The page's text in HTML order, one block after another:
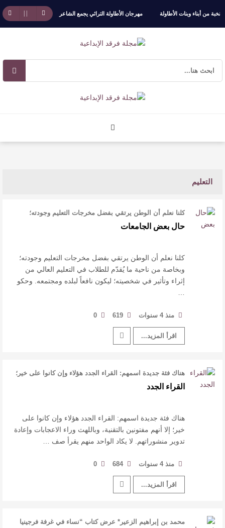
من أبناء وبنات الأطاولة مهرجان الأطاولة التراثي يجمع الشاعر عبدالواحد بجمهوره
عتبات التأويل وقراءة التشكيل الصوفي والفلسفي في “مملكة
التعليم
كلنا نعلم أن الوطن يرتقي بفضل مخرجات التعليم وجودته؛
وبخاصة من ناحية ما يُقدّم ل …
حال بعض الجامعات
كلنا نعلم أن الوطن يرتقي بفضل مخرجات التعليم وجودته؛
وبخاصة من ناحية ما يُقدّم للطلاب في التعليم العالي من
إثراء وتأثير في شخصيته؛ ليكون نافعاً لبلده ومجتمعه. وحكو
منذ 4 سنوات 619
0
اقرأ المزيد...
هناك فئة جديدة اسمهم: القراء الجدد هؤلاء وإن كانوا على خير؛
إلا أنهم مفتونين بال …
القراء الجدد
هناك فئة جديدة اسمهم: القراء الجدد هؤلاء وإن كانوا على
خير؛ إلا أنهم مفتونين بالتقنية، وباللهث وراء الاعجابات وإعادة
تدوير منشوراتهم. لا يكاد الواحد منهم يقرأ صف …
منذ 4 سنوات 684
0
اقرأ المزيد...
محمد بن إبراهيم الزعير* عرض كتاب “نساء في غرفة فرجينيا